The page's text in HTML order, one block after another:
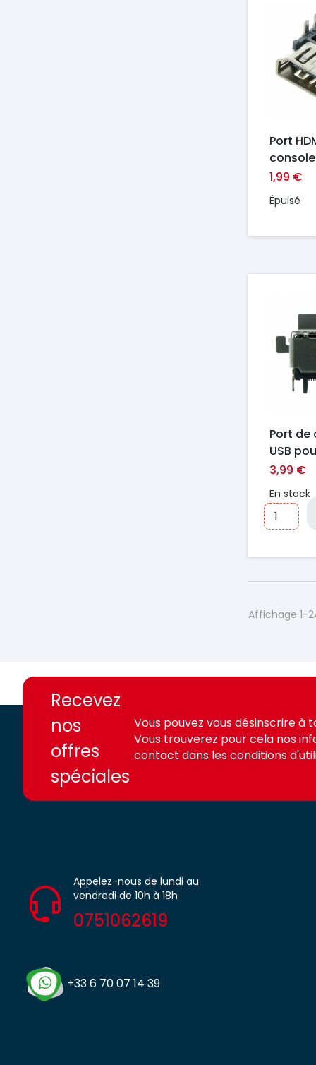
Port
1,99 €
Épuisé
Port de
USB
Xbox
3,99 €
En stock
Affichage 1-
access.fr
access.fr
Recevez
nos
offres
spéciales
Vous pouvez vous désinscrire à
Vous trouverez pour cela nos
contact dans les conditions
Appelez-nous de lundi au
vendredi de 10h à 18h
0751062619
+33 6 70 07 14 39